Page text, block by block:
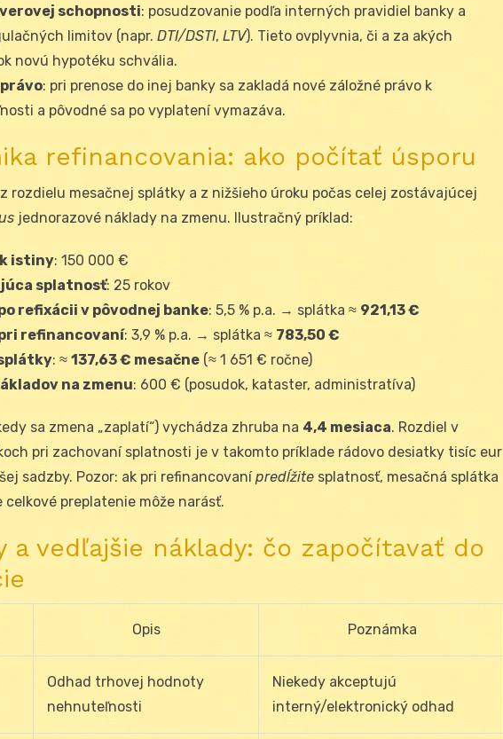
schopnosti: posudzovanie podľa interných pravidiel banky a
limitov (napr. DTI/DSTI, LTV). Tieto ovplyvnia, či a za akých
novú hypotéku schvália.
: pri prenose do inej banky sa zakladá nové záložné právo k
a pôvodné sa po vyplatení vymazáva.
refinancovania: ako počítať úsporu
rozdielu mesačnej splátky a z nižšieho úroku počas celej zostávajúcej
jednorazové náklady na zmenu. Ilustračný príklad:
istiny: 150 000 €
splatnosť: 25 rokov
refixácii v pôvodnej banke: 5,5 % p.a. → splátka ≈ 921,13 €
refinancovaní: 3,9 % p.a. → splátka ≈ 783,50 €
: ≈ 137,63 € mesačne (≈ 1 651 € ročne)
na zmenu: 600 € (posudok, kataster, administratíva)
sa zmena „zaplatí“) vychádza zhruba na 4,4 mesiaca. Rozdiel v
pri zachovaní splatnosti je v takomto príklade rádovo desiatky tisíc eur
sadzby. Pozor: ak pri refinancovanípredĺžite splatnosť, mesačná splátka
celkové preplatenie môže narásť.
a vedľajšie náklady: čo započítavať do
Opis Poznámka
Odhad trhovej hodnoty
nehnuteľnosti
Niekedy akceptujú
interný/elektronický odhad